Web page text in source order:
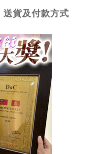
送貨及付款方式